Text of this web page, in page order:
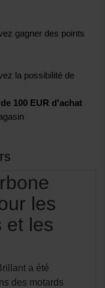
gagner des points
la possibilité de
100 EUR d'achat
les
et les
a été
des motards